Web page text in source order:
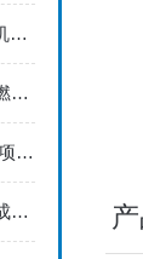
YD/T 1539 移动通信手持机可靠性测试 严苛使用环境下的耐用性测试
燃气表检定细节揭秘：让燃气计量更安全更可靠
TEMU平台CE-RoHS检测项目全解析：十项物质与合规要点
广电计量助力瞻芯电子完成SiC功率器件车规级验证